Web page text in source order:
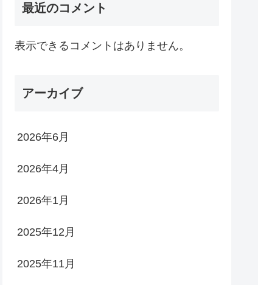
最近のコメント
表示できるコメントはありません。
アーカイブ
2026年6月
2026年4月
2026年1月
2025年12月
2025年11月